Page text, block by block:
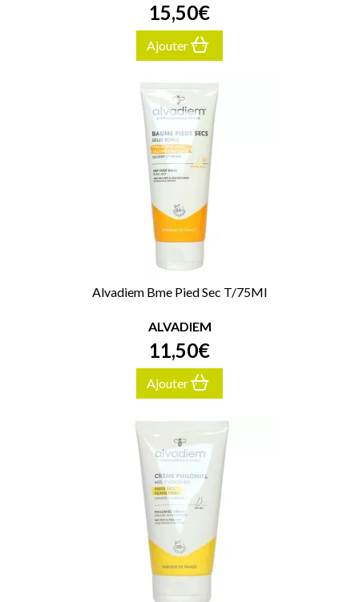
15,50€
Ajouter
Alvadiem Bme Pied Sec T/75Ml
ALVADIEM
11,50€
Ajouter